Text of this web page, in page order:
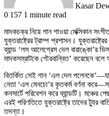
Kasar
0 157 1 minute read
মাদকচক্র নিয়ে গান গাওয়া মেক্সিকান
যুক্তরাষ্ট্রের ট্রাম্প প্রশাসন।
ব্যান্ড ‘লস আলেগ্রেস দেল বারাঙ্কো’র
মাদকসম্রাটকে গৌরবান্বিত’ করেছেন
বিতর্কিত সেই গান ‘এল দেল
নেতা ‘এল মেনচো’র কৃতকর্ম বর্ণনা
কনসার্টে পরিবেশন করে ব্যান্ডটি। মঞ্চের
এরই পরিণতিতে যুক্তরাষ্ট্রে তাদের ট্যুর
তদন্ত।